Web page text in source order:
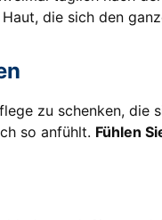
die sich den
zu schenken,
so anfühlt. Fühlen